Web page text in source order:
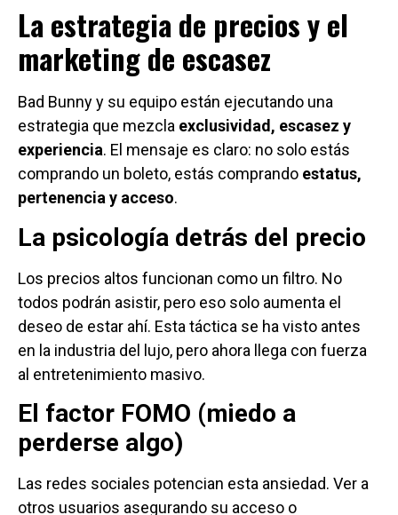
La estrategia de precios y el
marketing de escasez
Bad Bunny y su equipo están ejecutando una
estrategia que mezcla exclusividad, escasez y
experiencia. El mensaje es claro: no solo estás
comprando un boleto, estás comprando estatus,
pertenencia y acceso.
La psicología detrás del precio
Los precios altos funcionan como un filtro. No
todos podrán asistir, pero eso solo aumenta el
deseo de estar ahí. Esta táctica se ha visto antes
en la industria del lujo, pero ahora llega con fuerza
al entretenimiento masivo.
El factor FOMO (miedo a
perderse algo)
Las redes sociales potencian esta ansiedad. Ver a
otros usuarios asegurando su acceso o